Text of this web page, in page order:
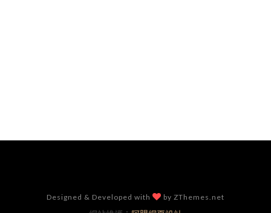
Designed & Developed with by ZThemes.net